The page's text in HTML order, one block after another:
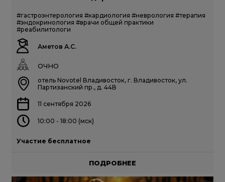
#гастроэнтерология #кардиология #неврология #терапия
#эндокринология #врачи общей практики
#реабилитологи
Аметов А.С.
ОЧНО
отель Novotel Владивосток, г. Владивосток, ул.
Партизанский пр., д. 44В
11 сентября 2026
10:00 - 18:00 (мск)
Участие бесплатное
ПОДРОБНЕЕ